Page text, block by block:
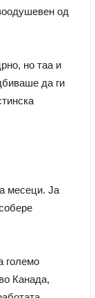
од
но таа и
да ги
месеци. Ја
големо
Канада,